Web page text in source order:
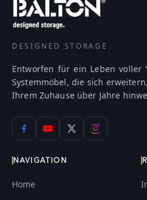
DESIGNED STORAGE
Entworfen für ein Leben voller
Systemmöbel, die sich
Ihrem Zuhause über Jahre
NAVIGATION
Home